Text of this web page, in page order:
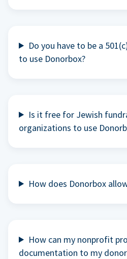
Do you have to be a
to use Donorbox?
Is it free for Jewish
organizations to use
How does Donorbox
How can my nonprofit
documentation to my